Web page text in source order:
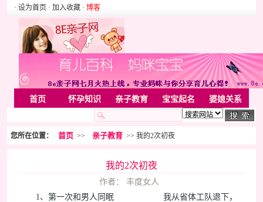
· 设为首页 · 加入收藏 · 博客
首页 怀孕知识 亲子教育 宝宝起名 婆媳关系
胎教音乐 家居 亲子游戏
美容化装 Rss
您所在位置： 首页 >> 亲子教育 >> 我的2次初夜
我的2次初夜
作者： 丰度女人
1、第一次和男人同眠 我从省体工队退下，